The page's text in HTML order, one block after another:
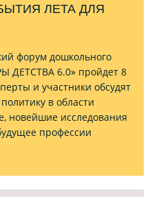
ЛЕТА ДЛЯ
форум дошкольного
ДЕТСТВА 6.0» пройдет 8
и участники обсудят
в области
новейшие исследования
профессии